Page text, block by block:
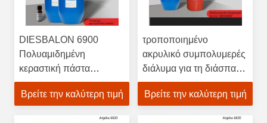
DIESBALON 6900
Πολυαμιδημένη
κεραστική πάστα
Θυξοτροπική πυριτίνη
Βρείτε την καλύτερη τιμή
τροποποιημένο
ακρυλικό συμπολυμερές
διάλυμα για τη διάσπαση
ματ σκόνης BYK2009
σύστημα UV φωτεινής
Βρείτε την καλύτερη τιμή